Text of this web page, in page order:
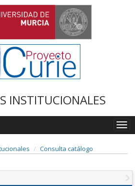
INSTITUCIONALES
Consulta catálogo